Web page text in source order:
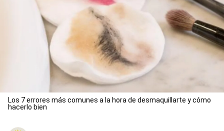
Los 7 errores más comunes a la hora de desmaquillarte y cómo
hacerlo bien